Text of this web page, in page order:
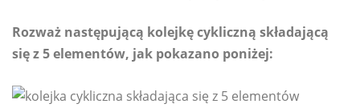
Rozważ następującą kolejkę cykliczną składającą
się z 5 elementów, jak pokazano poniżej: